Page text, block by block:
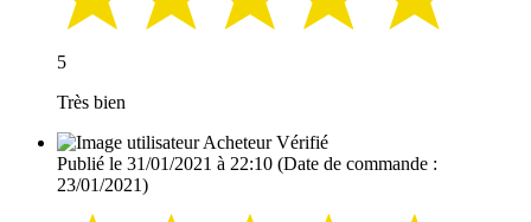
5
Très bien
Acheteur Vérifié
Publié le 31/01/2021 à 22:10 (Date de commande :
23/01/2021)